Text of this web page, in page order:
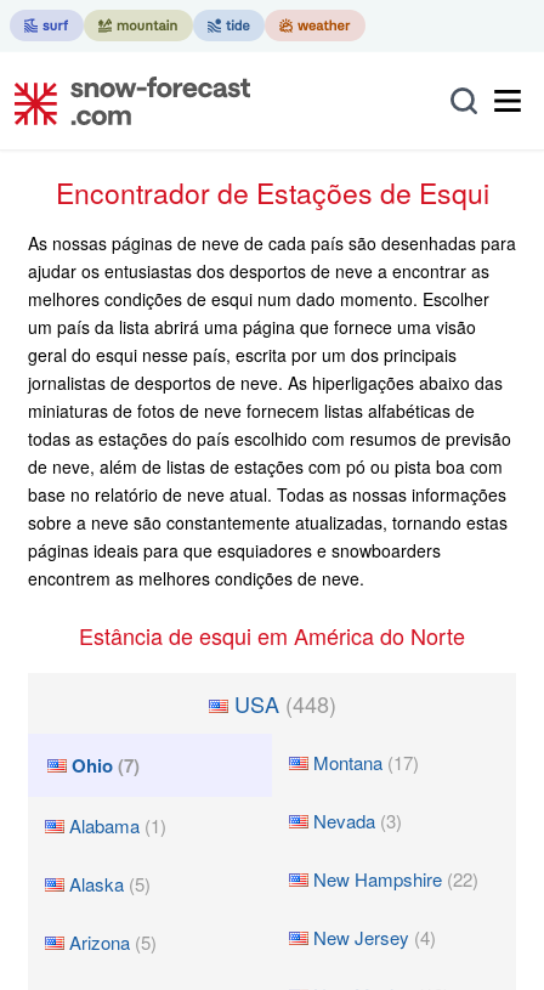
Encontrador de Estações de Esqui
As nossas páginas de neve de cada país são desenhadas para
ajudar os entusiastas dos desportos de neve a encontrar as
melhores condições de esqui num dado momento. Escolher
um país da lista abrirá uma página que fornece uma visão
geral do esqui nesse país, escrita por um dos principais
jornalistas de desportos de neve. As hiperligações abaixo das
miniaturas de fotos de neve fornecem listas alfabéticas de
todas as estações do país escolhido com resumos de previsão
de neve, além de listas de estações com pó ou pista boa com
base no relatório de neve atual. Todas as nossas informações
sobre a neve são constantemente atualizadas, tornando estas
páginas ideais para que esquiadores e snowboarders
encontrem as melhores condições de neve.
Estância de esqui em América do Norte
USA (448)
Ohio(7)
Alabama (1)
Alaska (5)
Arizona (5)
Montana (17)
Nevada (3)
New Hampshire (22)
New Jersey (4)